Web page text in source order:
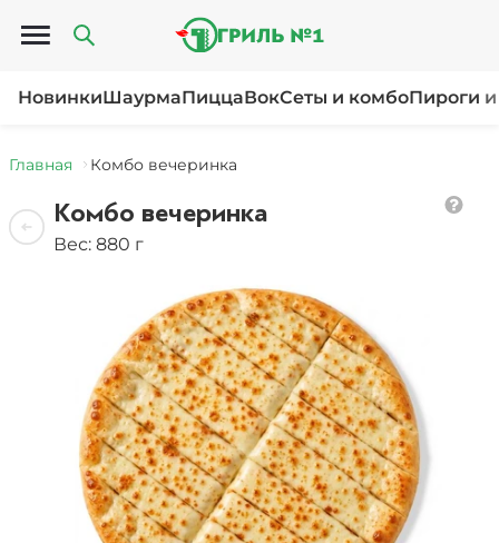
Открыть меню
НовинкиШаурмаПиццаВокСеты и комбоПироги
Главная Комбо вечеринка
Комбо вечеринка
Вес: 880 г